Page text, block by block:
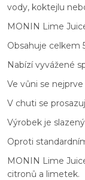
vody, koktejlu
MONIN Lime
Obsahuje celkem
Nabízí vyvážené
Ve vůni se
V chuti se
Výrobek je
Oproti
MONIN Lime
citronů a limetek.